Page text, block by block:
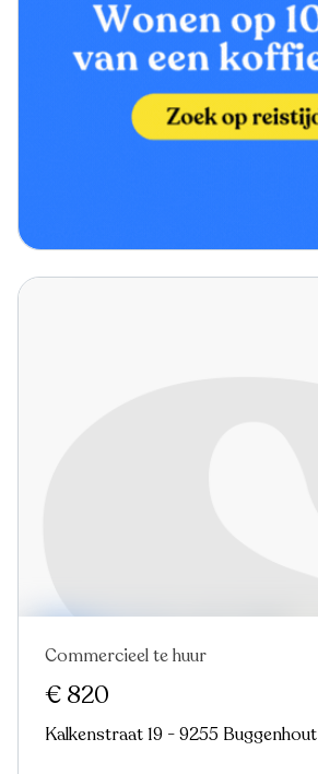
Commercieel te huur
€ 820
Kalkenstraat 19 - 9255 Buggenhout